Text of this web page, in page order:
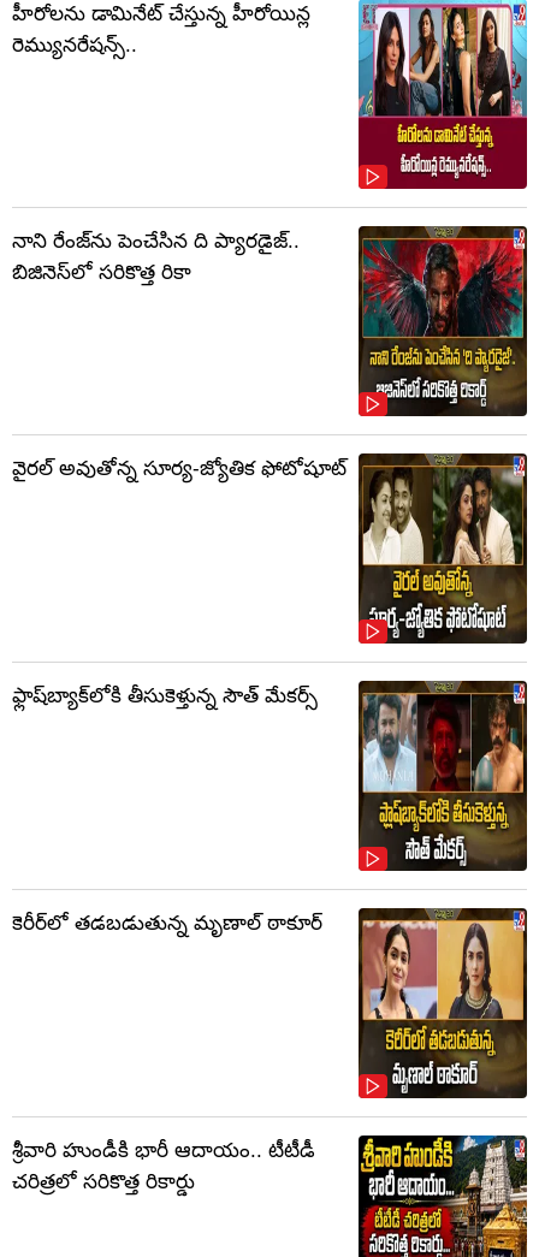
హీరోలను డామినేట్ చేస్తున్న హీరోయిన్ల
రెమ్యునరేషన్స్..
నాని రేంజ్‌ను పెంచేసిన ది ప్యారడైజ్..
బిజినెస్‌లో సరికొత్త రికా
వైరల్ అవుతోన్న సూర్య-జ్యోతిక ఫోటోషూట్
ఫ్లాష్‌బ్యాక్‌లోకి తీసుకెళ్తున్న సౌత్‌ మేకర్స్‌
కెరీర్‌లో తడబడుతున్న మృణాల్ ఠాకూర్
శ్రీవారి హుండీకి భారీ ఆదాయం.. టీటీడీ
చరిత్రలో సరికొత్త రికార్డు